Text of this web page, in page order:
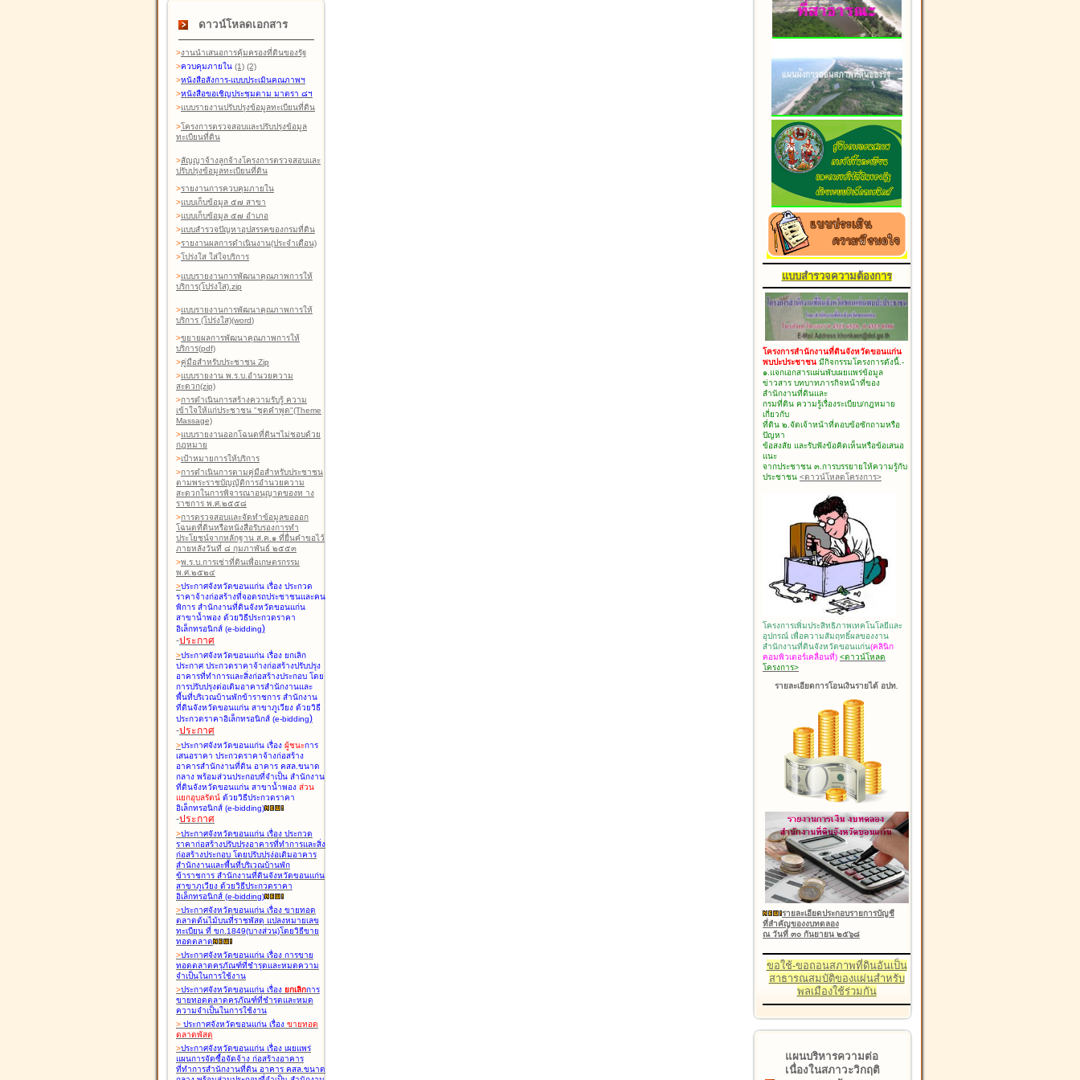
ดาวน์โหลดเอกสาร
>งานนำเสนอการคุ้มครองที่ดินของรัฐ
>ควบคุมภายใน (1) (2)
>หนังสือสังการ-แบบประเมินคุณภาพฯ
>หนังสือขอเชิญประชุมตาม มาตรา ๘ฯ
>แบบรายงานปรับปรุงข้อมูลทะเบียนที่ดิน
>โครงการตรวจสอบและปรับปรุงข้อมูล
ทะเบียนที่ดิน
>สัญญาจ้างลูกจ้างโครงการตรวจสอบและ
ปรับปรุงข้อมูลทะเบียนที่ดิน
>รายงานการควบคุมภายใน
>แบบเก็บข้อมูล ๕๗ สาขา
>แบบเก็บข้อมูล ๕๗ อำเภอ
>แบบสำรวจปัญหาอุปสรรคของกรมที่ดิน
>รายงานผลการดำเนินงาน(ประจำเดือน)
>โปร่งใส ใส่ใจบริการ
>แบบรายงานการพัฒนาคุณภาพการให้
บริการ(โปร่งใส).zip
>แบบรายงานการพัฒนาคุณภาพการให้
บริการ (โปร่งใส)(word)
>ขยายผลการพัฒนาคุณภาพการให้
บริการ(pdf)
>คู่มือสำหรับประชาชน Zip
>แบบรายงาน พ.ร.บ.อำนวยความ
สะดวก(zip)
>การดำเนินการสร้างความรับรู้ ความ
เข้าใจให้แก่ประชาชน "ชุดคำพูด"(Theme
Massage)
>แบบรายงานออกโฉนดที่ดินฯไม่ชอบด้วย
กฎหมาย
>เป้าหมายการให้บริการ
>การดำเนินการตามคู่มือสำหรับประชาชน
ตามพระราชบัญญัติการอำนวยความ
สะดวกในการพิจารณาอนุญาตของท าง
ราชการ พ.ศ.๒๕๕๘
>การตรวจสอบและจัดทำข้อมูลขอออก
โฉนดที่ดินหรือหนังสือรับรองการทำ
ประโยชน์จากหลักฐาน ส.ค.๑ ที่ยื่นคำขอไว้
ภายหลังวันที่ ๘ กุมภาพันธ์ ๒๕๕๓
>พ.ร.บ.การเช่าที่ดินเพื่อเกษตรกรรม
พ.ศ.๒๕๒๔
>ประกาศจังหวัดขอนแก่น เรื่อง ประกวด
ราคาจ้างก่อสร้างที่จอดรถประชาชนและคน
พิการ สำนักงานที่ดินจังหวัดขอนแก่น
สาขาน้ำพอง ด้วยวิธีประกวดราคา
อิเล็กทรอนิกส์ (e-bidding)
-ประกาศ
>ประกาศจังหวัดขอนแก่น เรื่อง ยกเลิก
ประกาศ ประกวดราคาจ้างก่อสร้างปรับปรุง
อาคารที่ทำการและสิ่งก่อสร้างประกอบ โดย
การปรับปรุงต่อเติมอาคารสำนักงานและ
พื้นที่บริเวณบ้านพักข้าราชการ สำนักงาน
ที่ดินจังหวัดขอนแก่น สาขาภูเวียง ด้วยวิธี
ประกวดราคาอิเล็กทรอนิกส์ (e-bidding)
-ประกาศ
>ประกาศจังหวัดขอนแก่น เรื่อง ผู้ชนะการ
เสนอราคา ประกวดราคาจ้างก่อสร้าง
อาคารสำนักงานที่ดิน อาคาร คสล.ขนาด
กลาง พร้อมส่วนประกอบที่จำเป็น สำนักงาน
ที่ดินจังหวัดขอนแก่น สาขาน้ำพอง ส่วน
แยกอุบลรัตน์ ด้วยวิธีประกวดราคา
อิเล็กทรอนิกส์ (e-bidding)
-ประกาศ
>ประกาศจังหวัดขอนแก่น เรื่อง ประกวด
ราคาก่อสร้างปรับปรุงอาคารที่ทำการและสิ่ง
ก่อสร้างประกอบ โดยปรับปรุง่อเติมอาคาร
สำนักงานและพื้นที่บริเวณบ้านพัก
ข้าราชการ สำนักงานที่ดินจังหวัดขอนแก่น
สาขาภูเวียง ด้วยวิธีประกวดราคา
อิเล็กทรอนิกส์ (e-bidding)
>ประกาศจังหวัดขอนแก่น เรื่อง ขายทอด
ตลาดต้นไม้บนที่ราชพัสดุ แปลงหมายเลข
ทะเบียน ที่ ขก.1849(บางส่วน)โดยวิธีขาย
ทอดตลาด
>ประกาศจังหวัดขอนแก่น เรื่อง การขาย
ทอดตลาดครุภัณฑ์ที่ชำรุดและหมดความ
จำเป็นในการใช้งาน
>ประกาศจังหวัดขอนแก่น เรื่อง ยกเลิกการ
ขายทอดตลาดครุภัณฑ์ที่ชำรุดและหมด
ความจำเป็นในการใช้งาน
> ประกาศจังหวัดขอนแก่น เรื่อง ขายทอด
ตลาดพัสดุ
>ประกาศจังหวัดขอนแก่น เรื่อง เผยแพร่
แผนการจัดซื้อจัดจ้าง ก่อสร้างอาคาร
ที่ทำการสำนักงานที่ดิน อาคาร คสล.ขนาด
แบบสำรวจความต้องการ
โครงการสำนักงานที่ดินจังหวัดขอนแก่น
พบปะประชาชน มีกิจกรรมโครงการดังนี้.-
๑.แจกเอกสารแผ่นพับเผยแพร่ข้อมูล
ข่าวสาร บทบาทภารกิจหน้าที่ของ
สำนักงานที่ดินและ
กรมที่ดิน ความรู้เรื่องระเบียบ/กฎหมาย
เกี่ยวกับ
ที่ดิน ๒.จัดเจ้าหน้าที่ตอบข้อซักถามหรือ
ปัญหา
ข้อสงสัย และรับฟังข้อคิดเห็นหรือข้อเสนอ
แนะ
จากประชาชน ๓.การบรรยายให้ความรู้กับ
ประชาชน <ดาวน์โหลดโครงการ>
โครงการเพิ่มประสิทธิภาพเทคโนโลยีและ
อุปกรณ์ เพื่อความสัมฤทธิ์ผลของงาน
สำนักงานที่ดินจังหวัดขอนแก่น(คลินิก
คอมพิวเตอร์เคลื่อนที่) <ดาวน์โหลด
โครงการ>
รายละเอียดการโอนเงินรายได้ อปท.
รายละเอียดประกอบรายการบัญชี
ที่สำคัญของงบทดลอง
ณ วันที่ ๓๐ กันยายน ๒๕๖๘
ขอใช้-ขอถอนสภาพที่ดินอันเป็น
สาธารณสมบัติของแผ่นสำหรับ
พลเมืองใช้ร่วมกัน
แผนบริหารความต่อ
เนื่องในสภาวะวิกฤติ